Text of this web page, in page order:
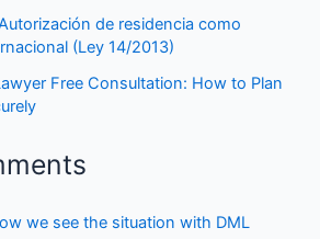
de residencia como
(Ley 14/2013)
Free Consultation: How to Plan
we see the situation with DML